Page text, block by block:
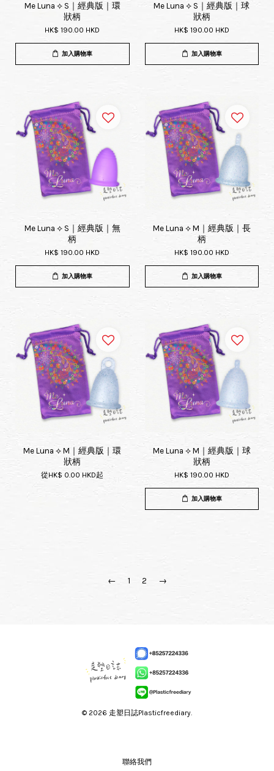
Me Luna ⟡ S｜經典版｜環
狀柄
HK$ 190.00 HKD
加入購物車
Me Luna ⟡ S｜經典版｜球
狀柄
HK$ 190.00 HKD
加入購物車
Me Luna ⟡ S｜經典版｜無
柄
HK$ 190.00 HKD
加入購物車
Me Luna ⟡ M｜經典版｜長
柄
HK$ 190.00 HKD
加入購物車
Me Luna ⟡ M｜經典版｜環
狀柄
從HK$ 0.00 HKD起
Me Luna ⟡ M｜經典版｜球
狀柄
HK$ 190.00 HKD
加入購物車
← 1 2 →
© 2026 走塑日誌Plasticfreediary.
聯絡我們